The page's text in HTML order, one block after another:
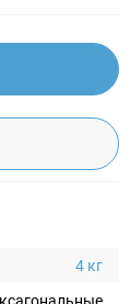
4 кг